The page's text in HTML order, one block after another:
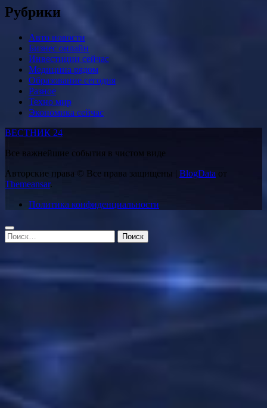
Рубрики
Авто новости
Бизнес онлайн
Инвестиции сейчас
Медицина рядом
Образование сегодня
Разное
Техно мир
Экономика сейчас
ВЕСТНИК 24
Все важнейшие события в чистом виде
Авторские права © Все права защищены | BlogData от
Themeansar.
Политика конфиденциальности
Найти: